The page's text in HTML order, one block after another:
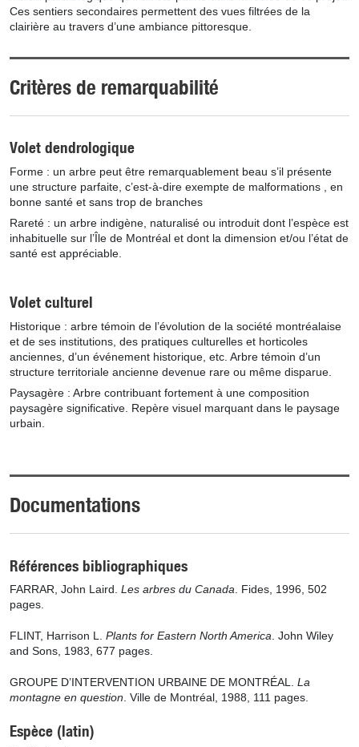
Ces sentiers secondaires permettent des vues filtrées de la
clairière au travers d’une ambiance pittoresque.
Critères de remarquabilité
Volet dendrologique
Forme : un arbre peut être remarquablement beau s’il présente
une structure parfaite, c’est-à-dire exempte de malformations , en
bonne santé et sans trop de branches
Rareté : un arbre indigène, naturalisé ou introduit dont l’espèce est
inhabituelle sur l’Île de Montréal et dont la dimension et/ou l’état de
santé est appréciable.
Volet culturel
Historique : arbre témoin de l’évolution de la société montréalaise
et de ses institutions, des pratiques culturelles et horticoles
anciennes, d’un événement historique, etc. Arbre témoin d’un
structure territoriale ancienne devenue rare ou même disparue.
Paysagère : Arbre contribuant fortement à une composition
paysagère significative. Repère visuel marquant dans le paysage
urbain.
Documentations
Références bibliographiques
FARRAR, John Laird. Les arbres du Canada . Fides, 1996, 502
pages.
FLINT, Harrison L. Plants for Eastern North America . John Wiley
and Sons, 1983, 677 pages.
GROUPE D’INTERVENTION URBAINE DE MONTRÉAL. La
montagne en question . Ville de Montréal, 1988, 111 pages.
Espèce (latin)